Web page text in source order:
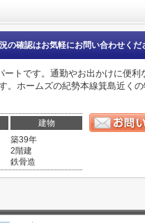
の確認はお気軽にお問い合わせくだ
トです。通勤やお出かけに便利
。ホームズの紀勢本線箕島近く
建物
築39年
2階建
鉄骨造